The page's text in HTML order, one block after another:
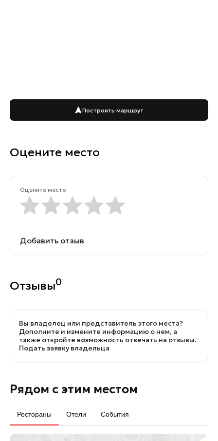
Построить маршрут
Оцените место
Оцените место
Добавить отзыв
Отзывы0
Вы владелец или представитель этого места?
Дополните и измените информацию о нем, а
также откройте возможность отвечать на отзывы.
Подать заявку владельца
Рядом с этим местом
Рестораны Отели События